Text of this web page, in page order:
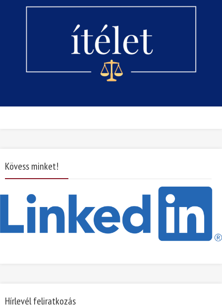
Kövess minket!
Hírlevél feliratkozás